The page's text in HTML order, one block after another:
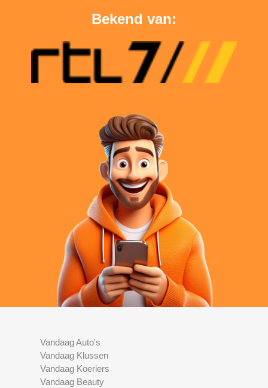
Bekend van:
Vandaag Auto's
Vandaag Klussen
Vandaag Koeriers
Vandaag Beauty